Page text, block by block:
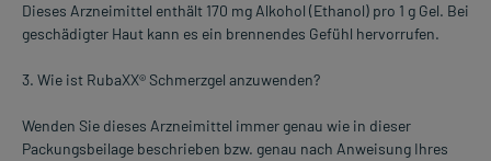
Dieses Arzneimittel enthält 170 mg Alkohol (Ethanol) pro 1 g Gel. Bei
geschädigter Haut kann es ein brennendes Gefühl hervorrufen.
3. Wie ist RubaXX® Schmerzgel anzuwenden?
Wenden Sie dieses Arzneimittel immer genau wie in dieser
Packungsbeilage beschrieben bzw. genau nach Anweisung Ihres